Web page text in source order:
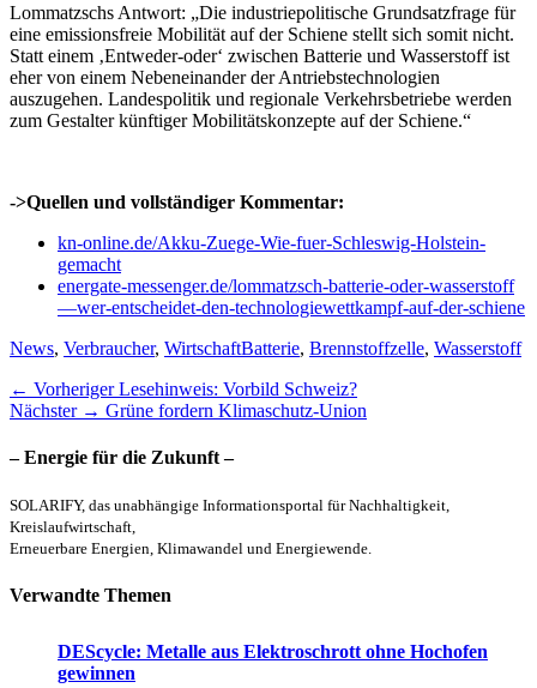
Lommatzschs Antwort: „Die industriepolitische Grundsatzfrage für
eine emissionsfreie Mobilität auf der Schiene stellt sich somit nicht.
Statt einem ‚Entweder-oder‘ zwischen Batterie und Wasserstoff ist
eher von einem Nebeneinander der Antriebstechnologien
auszugehen. Landespolitik und regionale Verkehrsbetriebe werden
zum Gestalter künftiger Mobilitätskonzepte auf der Schiene.“
->Quellen und vollständiger Kommentar:
kn-online.de/Akku-Zuege-Wie-fuer-Schleswig-Holstein-
gemacht
energate-messenger.de/lommatzsch-batterie-oder-wasserstoff
—wer-entscheidet-den-technologiewettkampf-auf-der-schiene
Kategorien
News, Verbraucher, WirtschaftSchlagworte
Batterie, Brennstoffzelle, Wasserstoff
Beitragsnavigation
← Vorheriger Vorheriger
Beitrag:
Lesehinweis: Vorbild Schweiz?
Nächster → Nächster
Grüne fordern Klimaschutz-Union
– Energie für die Zukunft –
SOLARIFY, das unabhängige Informationsportal für Nachhaltigkeit,
Kreislaufwirtschaft,
Erneuerbare Energien, Klimawandel und Energiewende.
Verwandte Themen
DEScycle: Metalle aus Elektroschrott ohne Hochofen
gewinnen